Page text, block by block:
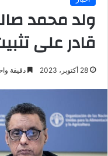
ولد محمد
قادر على
28 أكتوبر، 2023 دقيقة